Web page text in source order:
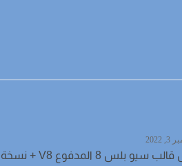
تحميل قالب سيو بلس 8 المدفوع V8 + نسخة